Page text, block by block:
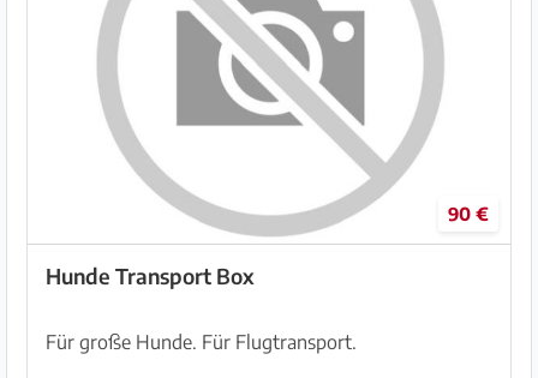
90 €
Hunde Transport Box
Für große Hunde. Für Flugtransport.